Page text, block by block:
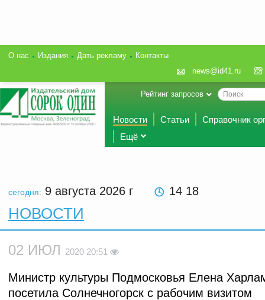
О нас Издания Дать рекламу
Контакты
news@id41.ru
Рейтинг запросов
Новости Статьи
Справочник
Ещё
сегодня: 9 августа 2026 г 14 18
НОВОСТИ
02 ИЮЛ 2020 20:51
Министр культуры Подмосковья Елена
посетила Солнечногорск с рабочим визитом